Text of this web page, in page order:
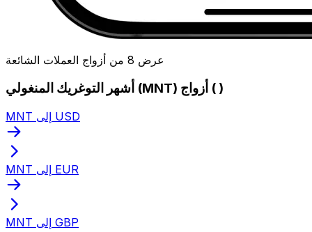
عرض 8 من أزواج العملات الشائعة
أشهر التوغريك المنغولي (MNT) أزواج ( )
MNT إلى USD
MNT إلى EUR
MNT إلى GBP